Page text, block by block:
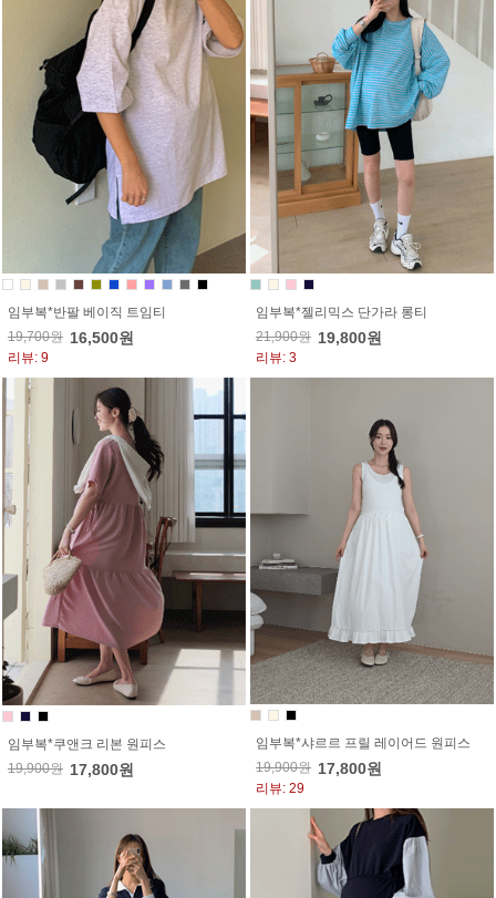
임부복*반팔 베이직 트임티
19,700원 16,500원
리뷰: 9
임부복*젤리믹스 단가라 롱티
21,900원 19,800원
리뷰: 3
임부복*쿠앤크 리본 원피스
19,900원 17,800원
임부복*샤르르 프릴 레이어드 원피스
19,900원 17,800원
리뷰: 29